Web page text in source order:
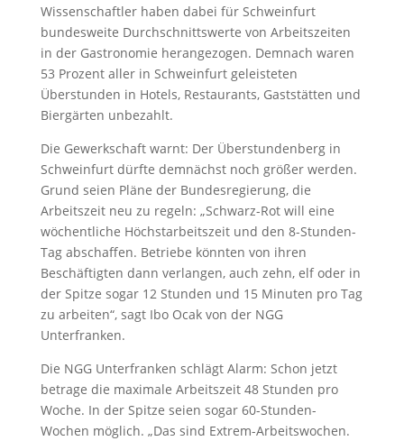
Wissenschaftler haben dabei für Schweinfurt
bundesweite Durchschnittswerte von Arbeitszeiten
in der Gastronomie herangezogen. Demnach waren
53 Prozent aller in Schweinfurt geleisteten
Überstunden in Hotels, Restaurants, Gaststätten und
Biergärten unbezahlt.
Die Gewerkschaft warnt: Der Überstundenberg in
Schweinfurt dürfte demnächst noch größer werden.
Grund seien Pläne der Bundesregierung, die
Arbeitszeit neu zu regeln: „Schwarz-Rot will eine
wöchentliche Höchstarbeitszeit und den 8-Stunden-
Tag abschaffen. Betriebe könnten von ihren
Beschäftigten dann verlangen, auch zehn, elf oder in
der Spitze sogar 12 Stunden und 15 Minuten pro Tag
zu arbeiten“, sagt Ibo Ocak von der NGG
Unterfranken.
Die NGG Unterfranken schlägt Alarm: Schon jetzt
betrage die maximale Arbeitszeit 48 Stunden pro
Woche. In der Spitze seien sogar 60-Stunden-
Wochen möglich. „Das sind Extrem-Arbeitswochen.